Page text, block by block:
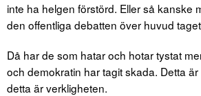
inte ha helgen förstörd. Eller så kanske
den offentliga debatten över huvud
Då har de som hatar och hotar tystat
och demokratin har tagit skada. Detta
detta är verkligheten.